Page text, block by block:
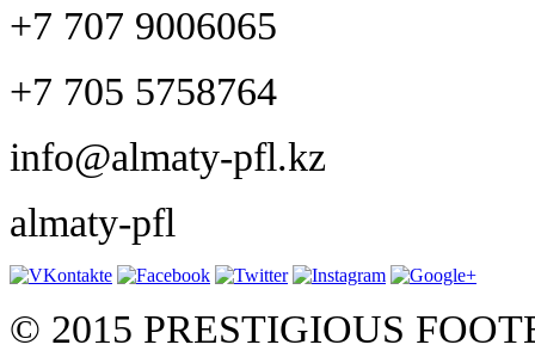
+7 707 9006065
+7 705 5758764
info@almaty-pfl.kz
almaty-pfl
© 2015 PRESTIGIOUS